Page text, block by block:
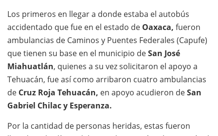
Los primeros en llegar a donde estaba el autobús
accidentado que fue en el estado de Oaxaca, fueron
ambulancias de Caminos y Puentes Federales (Capufe)
que tienen su base en el municipio deSan José
Miahuatlán, quienes a su vez solicitaron el apoyo a
Tehuacán, fue así como arribaron cuatro ambulancias
de Cruz Roja Tehuacán, en apoyo acudieron deSan
Gabriel Chilac y Esperanza.
Por la cantidad de personas heridas, estas fueron